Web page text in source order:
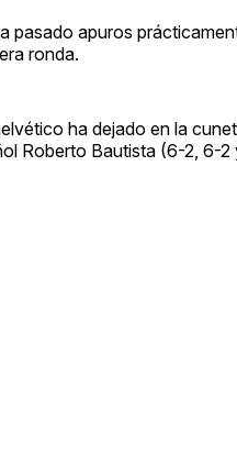
pasado apuros
ronda.
ha dejado en la
Roberto Bautista (6-2, 6-